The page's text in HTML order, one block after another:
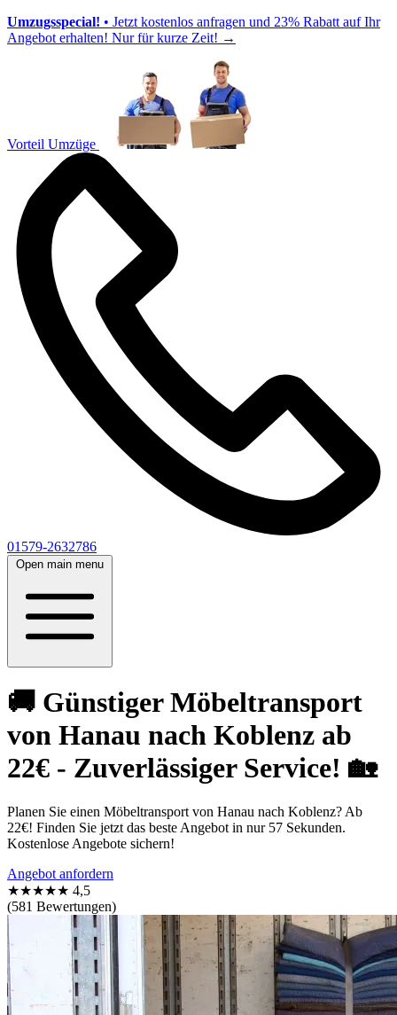
Umzugsspecial! • Jetzt kostenlos anfragen und 23% Rabatt auf Ihr
Angebot erhalten! Nur für kurze Zeit! →
Vorteil Umzüge
01579-2632786
Open main menu
🚚 Günstiger Möbeltransport
von Hanau nach Koblenz ab
22€ - Zuverlässiger Service! 🏡
Planen Sie einen Möbeltransport von Hanau nach Koblenz? Ab
22€! Finden Sie jetzt das beste Angebot in nur 57 Sekunden.
Kostenlose Angebote sichern!
Angebot anfordern
★★★★★ 4,5
(581 Bewertungen)